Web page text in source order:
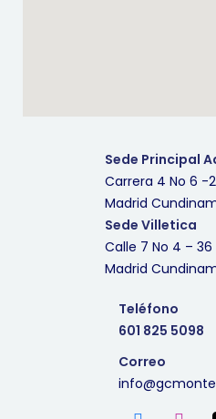
Sede Principal
Carrera 4 No 6 -
Madrid
Sede Villetica
Calle 7 No 4 – 36
Madrid
Teléfono
601 825 5098
Correo